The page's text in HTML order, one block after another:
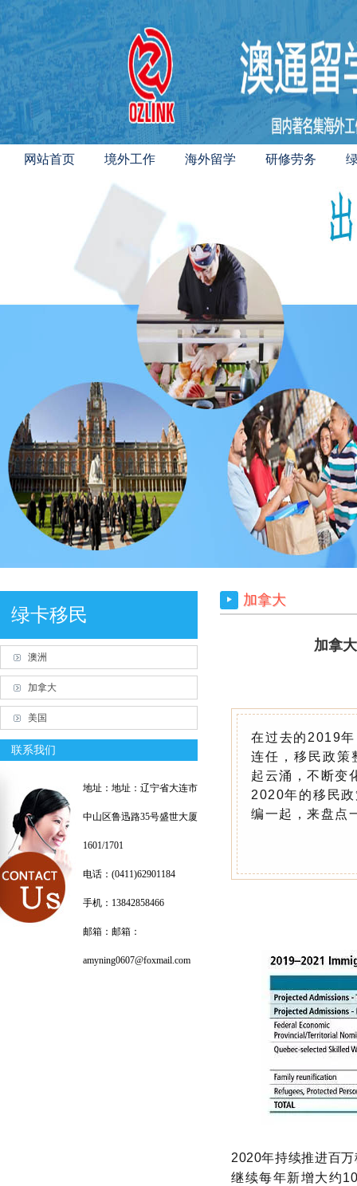
网站首页 境外工作 海外留学 研修劳务
加拿大
加拿
在过去的2019
连任，移民政策
起云涌，不断变
2020年的移民
编一起，来盘点
2020年持续推进百
继续每年新增大约
绿卡移民
澳洲
加拿大
美国
联系我们
地址：地址：辽宁省大连市
中山区鲁迅路35号盛世大厦
1601/1701
电话：(0411)62901184
手机：13842858466
邮箱：邮箱：
amyning0607@foxmail.com